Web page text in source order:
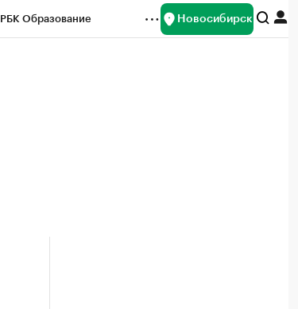
РБК Образование Новосибирск